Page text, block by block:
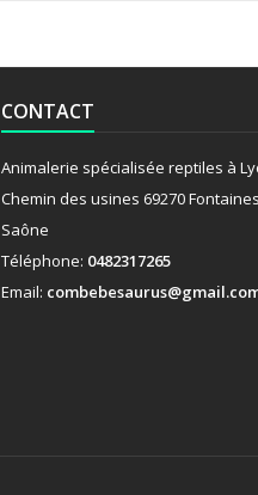
CONTACT
Animalerie spécialisée reptiles à
Chemin des usines 69270
Saône
Téléphone: 0482317265
Email: